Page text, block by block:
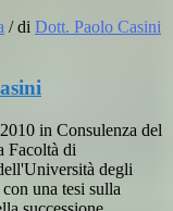
/di Dott. Paolo Casini
in Consulenza del
Facoltà di
degli
una tesi sulla